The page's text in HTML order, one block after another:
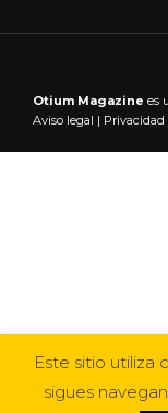
Otium Magazine es
Aviso legal | Privacidad
Este sitio utiliza
sigues